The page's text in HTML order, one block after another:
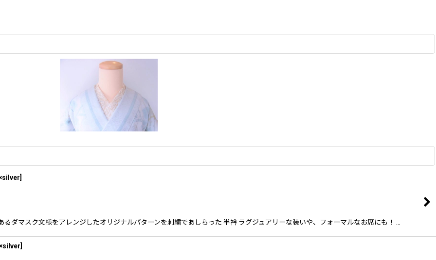
マスク文様をアレンジしたオリジナルパターンを刺繍であしらった 半衿 ラグジュアリーな装いや、フォーマルなお席にも！ …